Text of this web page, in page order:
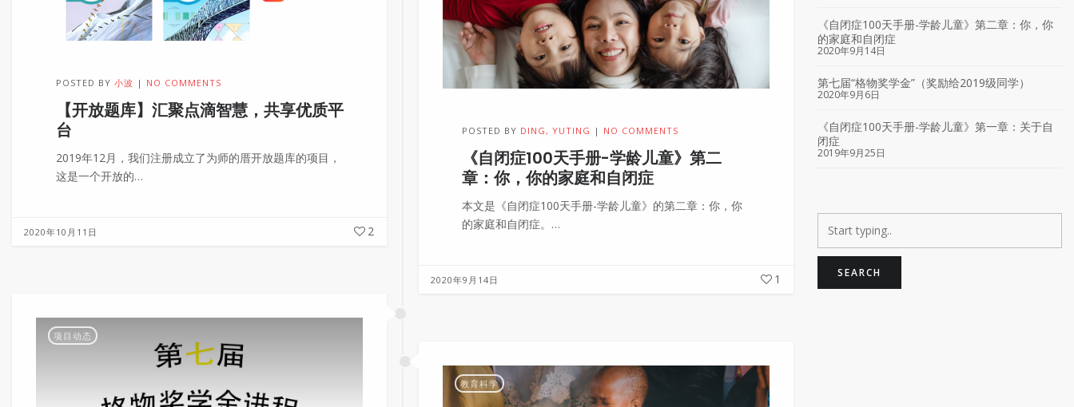
POSTED BY 小波 NO COMMENTS
【开放题库】汇聚点滴智慧，共享优质平
台
2019年12月，我们注册成立了为师的厝开放题库的项目，
这是一个开放的…
2020年10月11日 2
POSTED BY DING, YUTING NO COMMENTS
《自闭症100天手册-学龄儿童》第二
章：你，你的家庭和自闭症
本文是《自闭症100天手册-学龄儿童》的第二章：你，你
的家庭和自闭症。…
2020年9月14日 1
项目动态
教育科学
《自闭症100天手册-学龄儿童》第二章：你，你
的家庭和自闭症
2020年9月14日
第七届“格物奖学金”（奖励给2019级同学）
2020年9月6日
《自闭症100天手册-学龄儿童》第一章：关于自
闭症
2019年9月25日